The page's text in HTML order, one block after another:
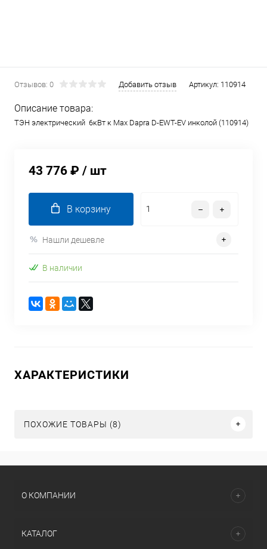
Отзывов: 0 Добавить отзыв Артикул: 110914
Описание товара:
ТЭН электрический 6кВт к Max Dapra D-EWT-EV инколой (110914)
43 776 ₽ / шт
В корзину
Нашли дешевле
В наличии
ХАРАКТЕРИСТИКИ
ПОХОЖИЕ ТОВАРЫ (8)
О КОМПАНИИ
КАТАЛОГ